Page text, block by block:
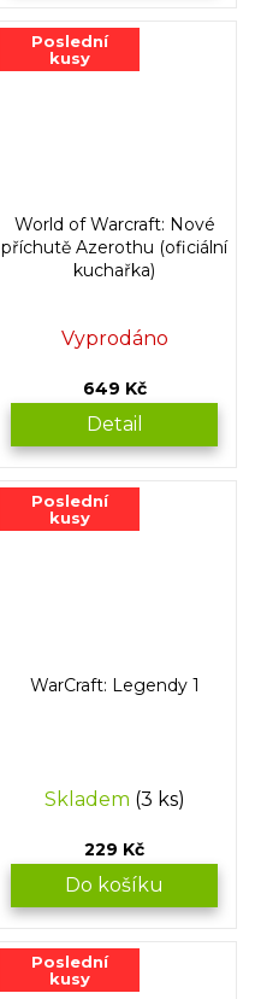
Poslední
kusy
World of Warcraft: Nové
příchutě Azerothu (oficiální
kuchařka)
Vyprodáno
649 Kč
Detail
Poslední
kusy
WarCraft: Legendy 1
Skladem (3 ks)
229 Kč
Do košíku
Poslední
kusy